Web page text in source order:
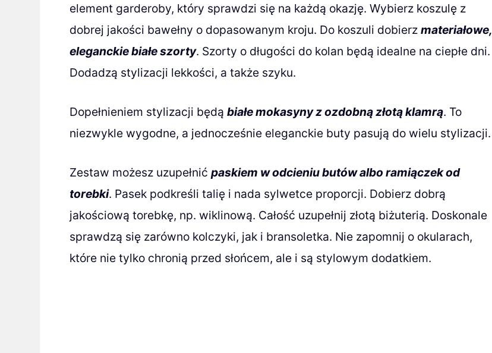
element garderoby, który sprawdzi się na każdą okazję. Wybierz koszulę z
dobrej jakości bawełny o dopasowanym kroju. Do koszuli dobierzmateriałowe,
eleganckie białe szorty. Szorty o długości do kolan będą idealne na ciepłe dni.
Dodadzą stylizacji lekkości, a także szyku.
Dopełnieniem stylizacji będąbiałe mokasyny z ozdobną złotą klamrą. To
niezwykle wygodne, a jednocześnie eleganckie buty pasują do wielu stylizacji.
Zestaw możesz uzupełnićpaskiem w odcieniu butów albo ramiączek od
torebki. Pasek podkreśli talię i nada sylwetce proporcji. Dobierz dobrą
jakościową torebkę, np. wiklinową. Całość uzupełnij złotą biżuterią. Doskonale
sprawdzą się zarówno kolczyki, jak i bransoletka. Nie zapomnij o okularach,
które nie tylko chronią przed słońcem, ale i są stylowym dodatkiem.